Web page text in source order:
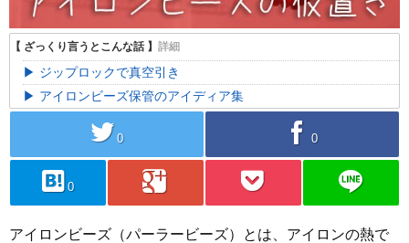
ジップロックで真空引き
アイロンビーズ保管のアイディア集
twitter 0 facebook 0
hatebu 0 googleplus pocket line
アイロンビーズ（パーラービーズ）とは、アイロンの熱で